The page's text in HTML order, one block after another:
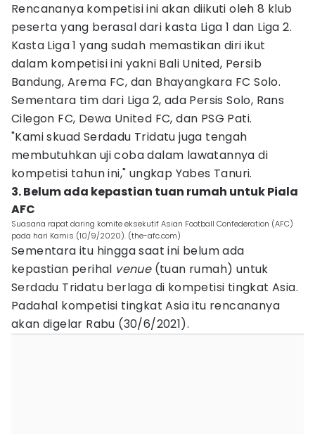
Rencananya kompetisi ini akan diikuti oleh 8 klub
peserta yang berasal dari kasta Liga 1 dan Liga 2.
Kasta Liga 1 yang sudah memastikan diri ikut
dalam kompetisi ini yakni Bali United, Persib
Bandung, Arema FC, dan Bhayangkara FC Solo.
Sementara tim dari Liga 2, ada Persis Solo, Rans
Cilegon FC, Dewa United FC, dan PSG Pati.
"Kami skuad Serdadu Tridatu juga tengah
membutuhkan uji coba dalam lawatannya di
kompetisi tahun ini," ungkap Yabes Tanuri.
3. Belum ada kepastian tuan rumah untuk Piala
AFC
Suasana rapat daring komite eksekutif Asian Football Confederation (AFC)
pada hari Kamis (10/9/2020). (the-afc.com)
Sementara itu hingga saat ini belum ada
kepastian perihal venue(tuan rumah) untuk
Serdadu Tridatu berlaga di kompetisi tingkat Asia.
Padahal kompetisi tingkat Asia itu rencananya
akan digelar Rabu (30/6/2021).